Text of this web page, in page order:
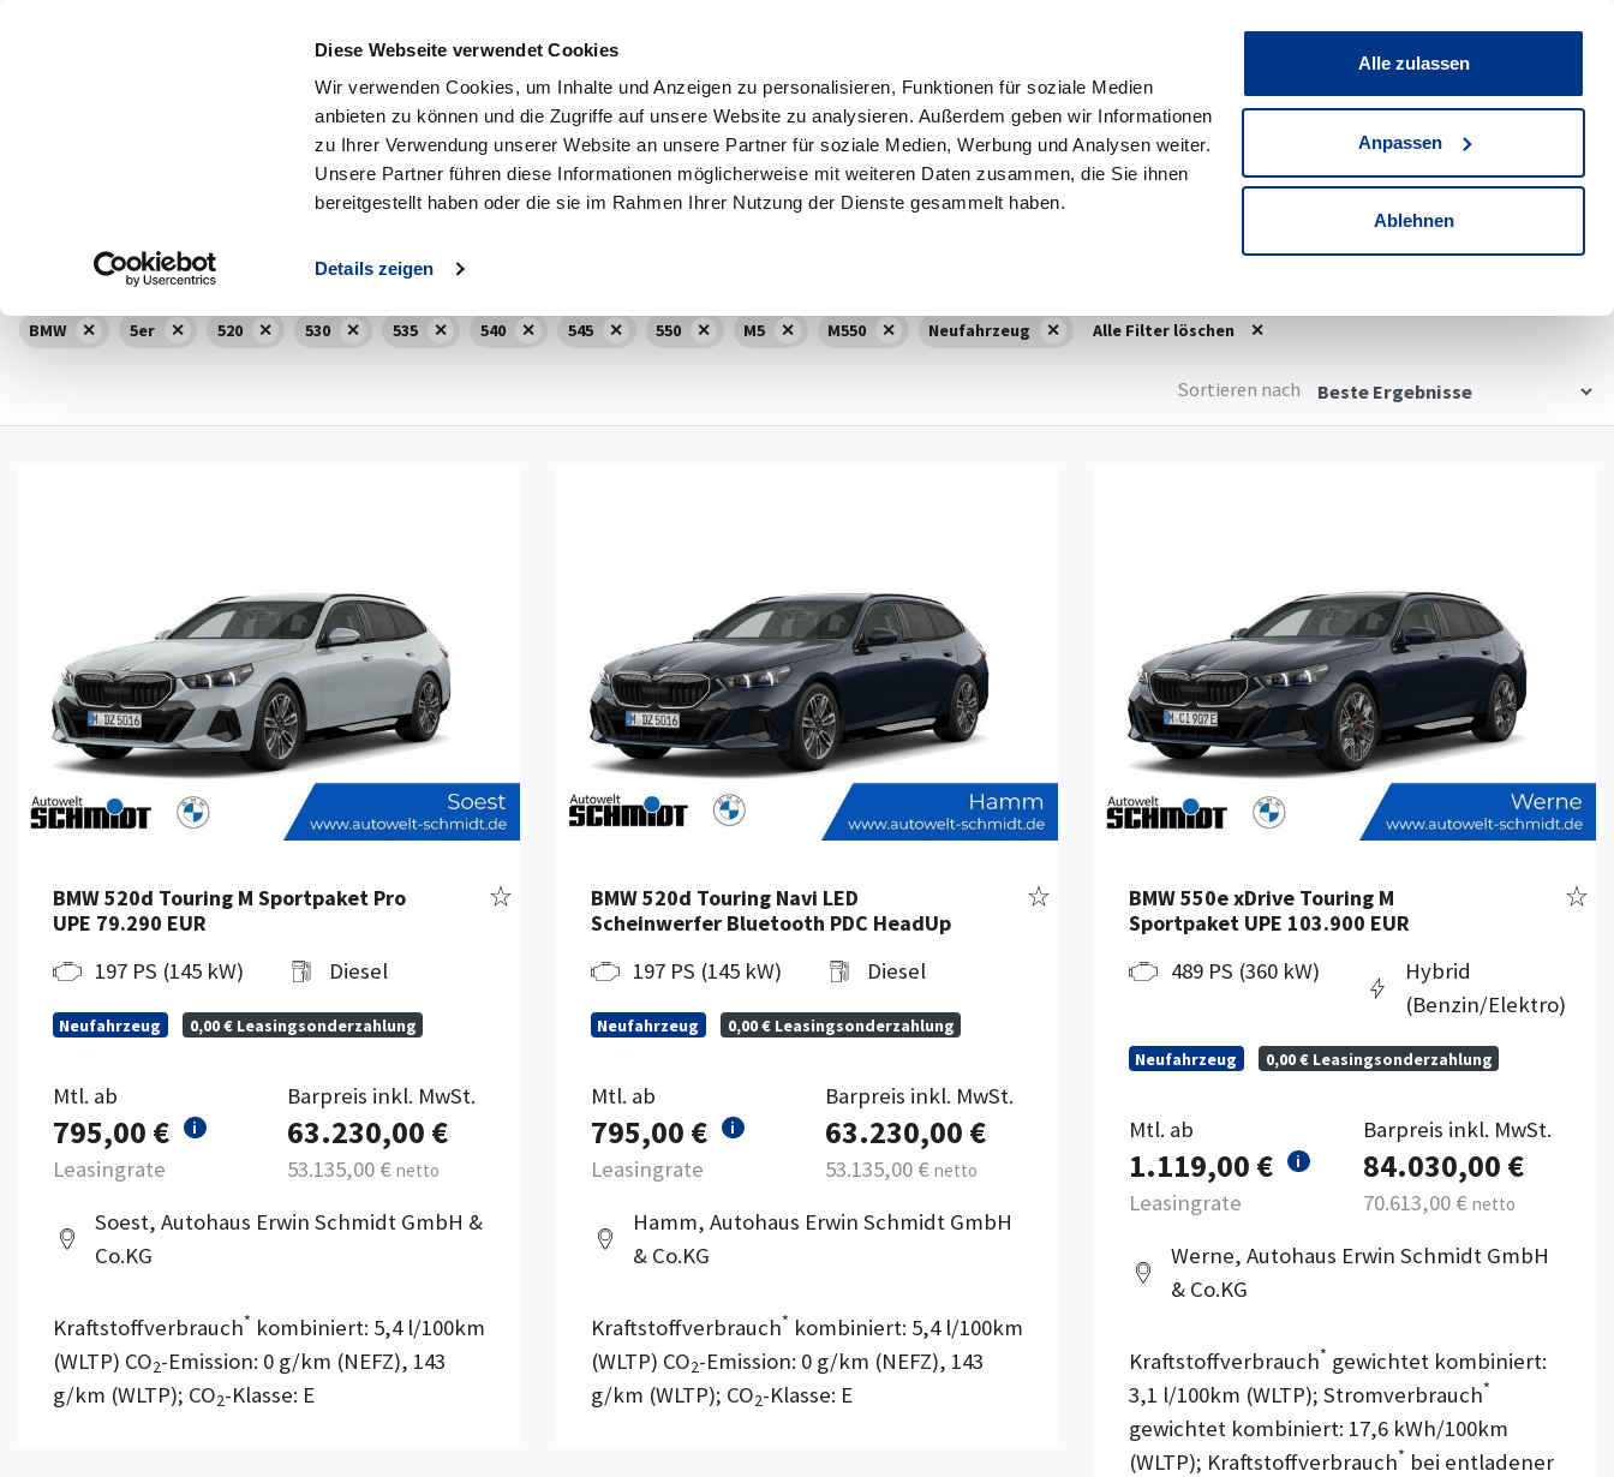
Diese Webseite verwendet Cookies
Wir verwenden Cookies, um Inhalte und Anzeigen zu personalisieren, Funktionen für soziale Medien
anbieten zu können und die Zugriffe auf unsere Website zu analysieren. Außerdem geben wir Informationen
zu Ihrer Verwendung unserer Website an unsere Partner für soziale Medien, Werbung und Analysen weiter.
Unsere Partner führen diese Informationen möglicherweise mit weiteren Daten zusammen, die Sie ihnen
bereitgestellt haben oder die sie im Rahmen Ihrer Nutzung der Dienste gesammelt haben.
Details zeigen
Alle zulassen
Anpassen
Ablehnen
Merkliste
Fahrzeuge 14 Neuwagen 1Vorführwagen 351Gebrauchtwagen 86Jahreswagen
Marke
BMW Modell
Alle 5er ,520,530, 535,540, 545,550,M5,M550
Kraftstoff
Alle Kraftstoffe Standort
Alle Standorte
BMW 5er 520 530 535 540 545 550 M5 M550 Neufahrzeug Alle Filter löschen
Sortieren nach
BMW 520d Touring M Sportpaket Pro
UPE 79.290 EUR
Fahrzeug merken
197 PS (145 kW) Diesel
Neufahrzeug 0,00 € Leasingsonderzahlung
Mtl. ab
795,00 € i
Leasingrate
Barpreis inkl. MwSt.
63.230,00 €
53.135,00 € netto
Soest, Autohaus Erwin Schmidt GmbH &
Co.KG
Kraftstoffverbrauch* kombiniert: 5,4 l/100km
(WLTP) CO2-Emission: 0 g/km (NEFZ), 143
g/km (WLTP); CO2-Klasse: E
BMW 520d Touring Navi LED
Scheinwerfer Bluetooth PDC HeadUp
Fahrzeug merken
197 PS (145 kW) Diesel
Neufahrzeug 0,00 € Leasingsonderzahlung
Mtl. ab
795,00 € i
Leasingrate
Barpreis inkl. MwSt.
63.230,00 €
53.135,00 € netto
Hamm, Autohaus Erwin Schmidt GmbH
& Co.KG
Kraftstoffverbrauch* kombiniert: 5,4 l/100km
(WLTP) CO2-Emission: 0 g/km (NEFZ), 143
g/km (WLTP); CO2-Klasse: E
BMW 550e xDrive Touring M
Sportpaket UPE 103.900 EUR
489 PS (360 kW)
Hybrid
(Benzin/Elektro)
Neufahrzeug 0,00 € Leasingsonderzahlung
Mtl. ab
1.119,00 € i
Leasingrate
Barpreis inkl. MwSt.
84.030,00 €
70.613,00 € netto
Werne, Autohaus Erwin Schmidt GmbH
& Co.KG
Kraftstoffverbrauch* gewichtet kombiniert:
3,1 l/100km (WLTP); Stromverbrauch*
gewichtet kombiniert: 17,6 kWh/100km
(WLTP); Kraftstoffverbrauch* bei entladener